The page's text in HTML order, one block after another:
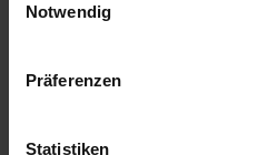
Notwendig
Präferenzen
Statistiken
Available